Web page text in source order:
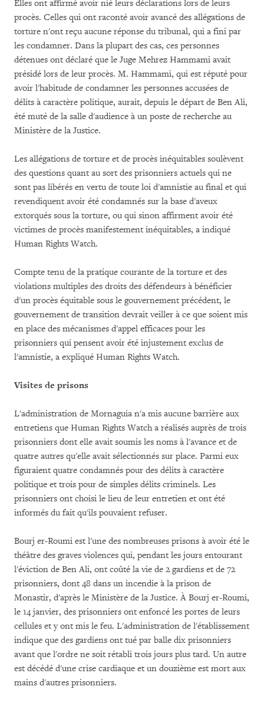
Elles ont affirmé avoir nié leurs déclarations lors de leurs
procès. Celles qui ont raconté avoir avancé des allégations de
torture n'ont reçu aucune réponse du tribunal, qui a fini par
les condamner. Dans la plupart des cas, ces personnes
détenues ont déclaré que le Juge Mehrez Hammami avait
présidé lors de leur procès. M. Hammami, qui est réputé pour
avoir l'habitude de condamner les personnes accusées de
délits à caractère politique, aurait, depuis le départ de Ben Ali,
été muté de la salle d'audience à un poste de recherche au
Ministère de la Justice.
Les allégations de torture et de procès inéquitables soulèvent
des questions quant au sort des prisonniers actuels qui ne
sont pas libérés en vertu de toute loi d'amnistie au final et qui
revendiquent avoir été condamnés sur la base d'aveux
extorqués sous la torture, ou qui sinon affirment avoir été
victimes de procès manifestement inéquitables, a indiqué
Human Rights Watch.
Compte tenu de la pratique courante de la torture et des
violations multiples des droits des défendeurs à bénéficier
d'un procès équitable sous le gouvernement précédent, le
gouvernement de transition devrait veiller à ce que soient mis
en place des mécanismes d'appel efficaces pour les
prisonniers qui pensent avoir été injustement exclus de
l'amnistie, a expliqué Human Rights Watch.
Visites de prisons
L'administration de Mornaguia n'a mis aucune barrière aux
entretiens que Human Rights Watch a réalisés auprès de trois
prisonniers dont elle avait soumis les noms à l'avance et de
quatre autres qu'elle avait sélectionnés sur place. Parmi eux
figuraient quatre condamnés pour des délits à caractère
politique et trois pour de simples délits criminels. Les
prisonniers ont choisi le lieu de leur entretien et ont été
informés du fait qu'ils pouvaient refuser.
Bourj er-Roumi est l'une des nombreuses prisons à avoir été le
théâtre des graves violences qui, pendant les jours entourant
l'éviction de Ben Ali, ont coûté la vie de 2 gardiens et de 72
prisonniers, dont 48 dans un incendie à la prison de
Monastir, d'après le Ministère de la Justice. À Bourj er-Roumi,
le 14 janvier, des prisonniers ont enfoncé les portes de leurs
cellules et y ont mis le feu. L'administration de l'établissement
indique que des gardiens ont tué par balle dix prisonniers
avant que l'ordre ne soit rétabli trois jours plus tard. Un autre
est décédé d'une crise cardiaque et un douzième est mort aux
mains d'autres prisonniers.